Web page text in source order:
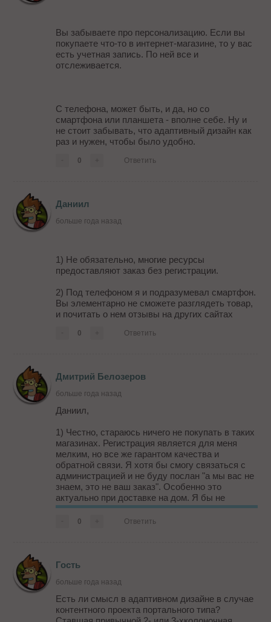
Вы забываете про персонализацию. Если вы
покупаете что-то в интернет-магазине, то у вас
есть учетная запись. По ней все и
отслеживается.
С телефона, может быть, и да, но со
смартфона или планшета - вполне себе. Ну и
не стоит забывать, что адаптивный дизайн как
раз и нужен, чтобы было удобно.
0 Ответить
Даниил
больше года назад
1) Не обязательно, многие ресурсы
предоставляют заказ без регистрации.
2) Под телефоном я и подразумевал смартфон.
Вы элементарно не сможете разглядеть товар,
и почитать о нем отзывы на других сайтах
0 Ответить
Дмитрий Белозеров
больше года назад
Даниил,
1) Честно, стараюсь ничего не покупать в таких
магазинах. Регистрация является для меня
мелким, но все же гарантом качества и
обратной связи. Я хотя бы смогу связаться с
администрацией и не буду послан "а мы вас не
знаем, это не ваш заказ". Особенно это
актуально при доставке на дом. Я бы не
рискнул заказывать что-то с того же ozon без
регистрации. В рамках сети какого-то магазина -
0 Ответить
Гость
больше года назад
Есть ли смысл в адаптивном дизайне в случае
контентного проекта портального типа?